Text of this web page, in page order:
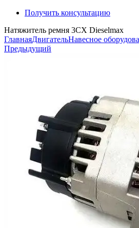
Получить консультацию
Натяжитель ремня 3СХ Dieselmax
ГлавнаяДвигательНавесное
Предыдущий